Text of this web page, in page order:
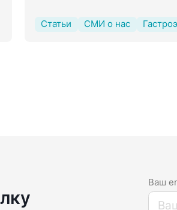
Статьи СМИ о нас
Ваш